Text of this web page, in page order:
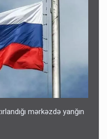
mərkəzdə yanğın